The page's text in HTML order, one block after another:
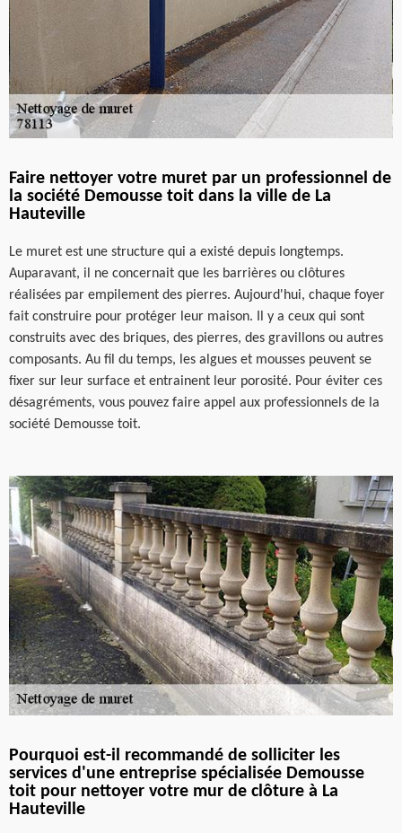
Faire nettoyer votre muret par un professionnel de
la société Demousse toit dans la ville de La
Hauteville
Le muret est une structure qui a existé depuis longtemps.
Auparavant, il ne concernait que les barrières ou clôtures
réalisées par empilement des pierres. Aujourd'hui, chaque foyer
fait construire pour protéger leur maison. Il y a ceux qui sont
construits avec des briques, des pierres, des gravillons ou autres
composants. Au fil du temps, les algues et mousses peuvent se
fixer sur leur surface et entrainent leur porosité. Pour éviter ces
désagréments, vous pouvez faire appel aux professionnels de la
société Demousse toit.
Pourquoi est-il recommandé de solliciter les
services d'une entreprise spécialisée Demousse
toit pour nettoyer votre mur de clôture à La
Hauteville